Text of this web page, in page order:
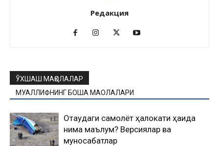
Редакция
ЎХШАШ МАҚОЛАЛАР
МУАЛЛИФНИНГ БОШҚА МАҚОЛАЛАРИ
Оқтаудаги самолёт ҳалокати ҳақида
нима маълум? Версиялар ва
муносабатлар